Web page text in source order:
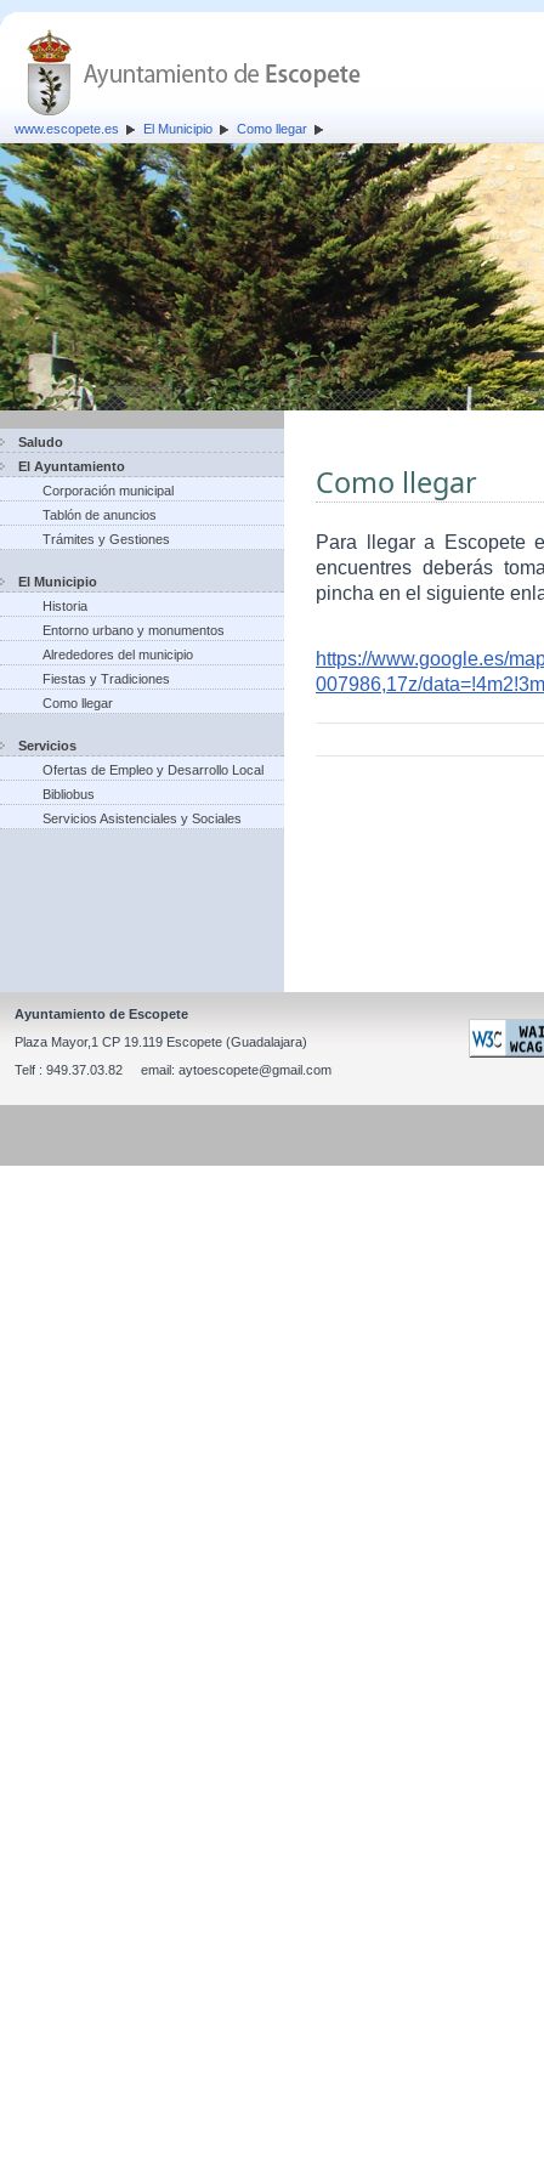
www.escopete.es El Municipio Como llegar
Saludo
El Ayuntamiento
Corporación municipal
Tablón de anuncios
Trámites y Gestiones
El Municipio
Historia
Entorno urbano y monumentos
Alrededores del municipio
Fiestas y Tradiciones
Como llegar
Servicios
Ofertas de Empleo y Desarrollo Local
Bibliobus
Servicios Asistenciales y Sociales
Como llegar
Para llegar a Escopete
encuentres deberás
pincha en el siguiente
https://www.google.es/
007986,17z/
Ayuntamiento de Escopete
Plaza Mayor,1 CP 19.119 Escopete (Guadalajara)
Telf : 949.37.03.82 email: aytoescopete@gmail.com